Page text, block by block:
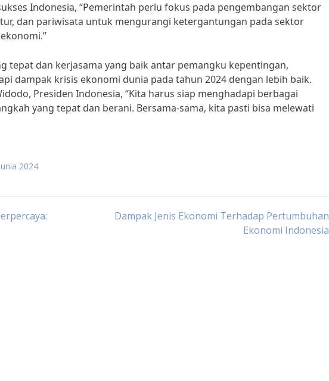
Indonesia, “Pemerintah perlu fokus pada pengembangan sektor
dan pariwisata untuk mengurangi ketergantungan pada sektor
tepat dan kerjasama yang baik antar pemangku kepentingan,
dampak krisis ekonomi dunia pada tahun 2024 dengan lebih baik.
Presiden Indonesia, “Kita harus siap menghadapi berbagai
yang tepat dan berani. Bersama-sama, kita pasti bisa melewati
2024
Dampak Jenis Ekonomi Terhadap Pertumbuhan
Ekonomi Indonesia